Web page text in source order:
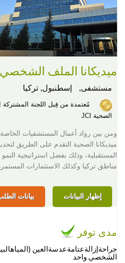
ميديكانا الملف
مستشفى, إسطنبول, تركيا
مُعتمدة من قِبل اللجنة المشتركة
الصحية JCI
ومن بين رواد أعمال المستشفيات
ميديكانا الصحية التقدم على الطريق
المستقبلية، وذلك بفضل استراتيجية
مناطق تركيا وكذلك الاستثمارات
إظهار البيانات بيانات
مدى توفر
جراحةإزالةعتامةعدسةالعين
الشخصي واحد